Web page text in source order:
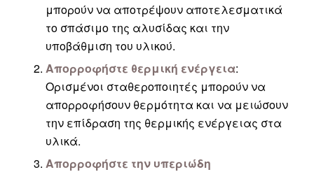
μπορούν να αποτρέψουν αποτελεσματικά
το σπάσιμο της αλυσίδας και την
υποβάθμιση του υλικού.
Απορροφήστε θερμική ενέργεια:
Ορισμένοι σταθεροποιητές μπορούν να
απορροφήσουν θερμότητα και να μειώσουν
την επίδραση της θερμικής ενέργειας στα
υλικά.
Απορροφήστε την υπεριώδη